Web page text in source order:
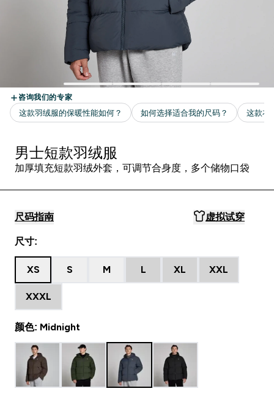
男士短款羽绒服
加厚填充短款羽绒外套，可调节合身度，多个储物口袋
尺码指南 虚拟试穿
尺寸:
XS S M L XL XXL
XXXL
颜色: Midnight